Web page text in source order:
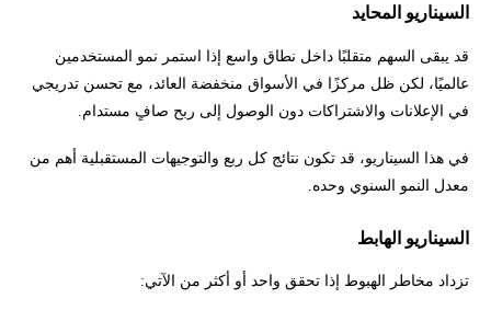
السيناريو المحايد
قد يبقى السهم متقلبًا داخل نطاق واسع إذا استمر نمو المستخدمين
عالميًا، لكن ظل مركزًا في الأسواق منخفضة العائد، مع تحسن تدريجي
في الإعلانات والاشتراكات دون الوصول إلى ربح صافٍ مستدام.
في هذا السيناريو، قد تكون نتائج كل ربع والتوجيهات المستقبلية أهم من
معدل النمو السنوي وحده.
السيناريو الهابط
تزداد مخاطر الهبوط إذا تحقق واحد أو أكثر من الآتي: